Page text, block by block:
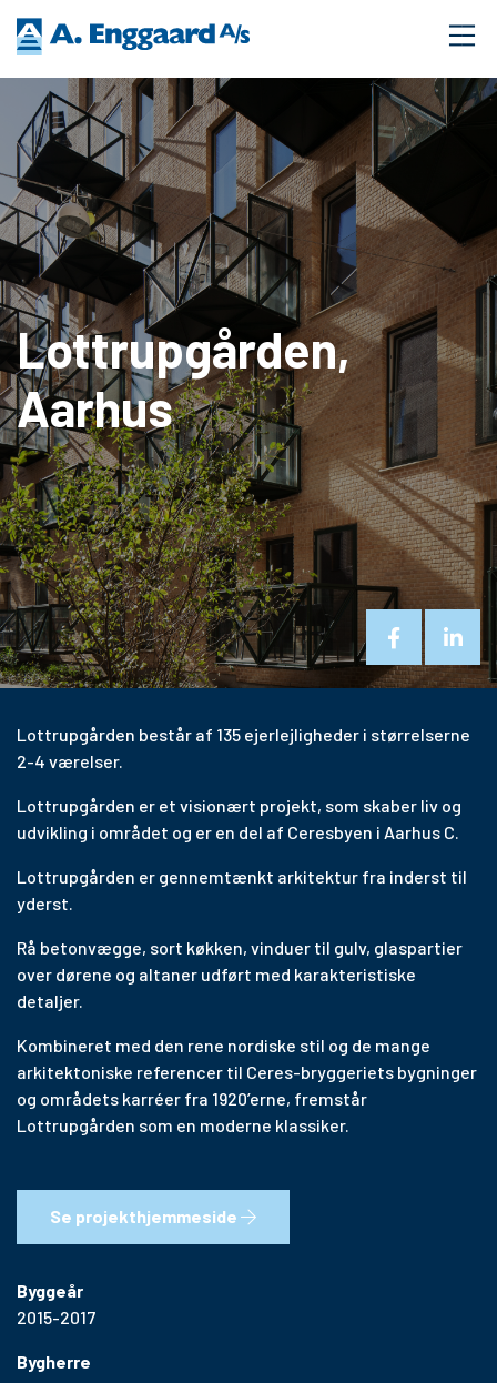
Lottrupgården,
Aarhus
Lottrupgården består af 135 ejerlejligheder i størrelserne
2-4 værelser.
Lottrupgården er et visionært projekt, som skaber liv og
udvikling i området og er en del af Ceresbyen i Aarhus C.
Lottrupgården er gennemtænkt arkitektur fra inderst til
yderst.
Rå betonvægge, sort køkken, vinduer til gulv, glaspartier
over dørene og altaner udført med karakteristiske
detaljer.
Kombineret med den rene nordiske stil og de mange
arkitektoniske referencer til Ceres-bryggeriets bygninger
og områdets karréer fra 1920’erne, fremstår
Lottrupgården som en moderne klassiker.
Se projekthjemmeside
Byggeår
2015-2017
Bygherre